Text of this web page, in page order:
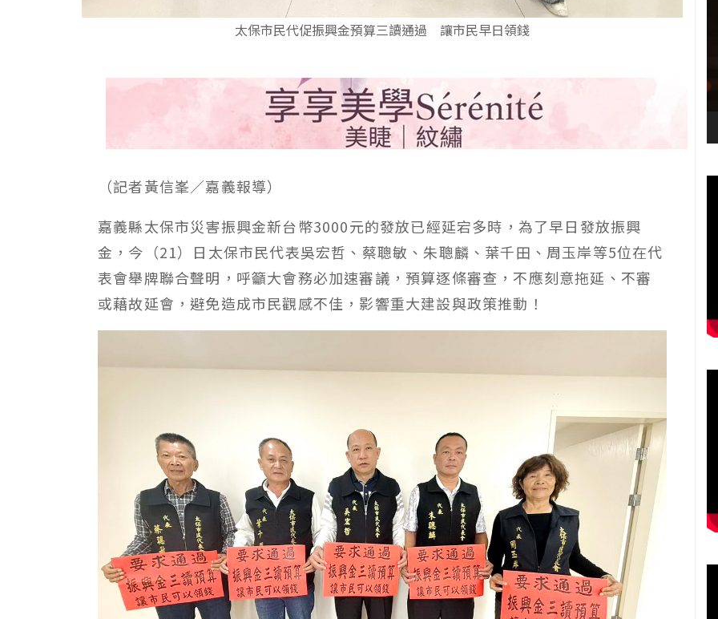
太保市民代促振興金預算三讀通過 讓市民早日領錢
（記者黃信峯／嘉義報導）
嘉義縣太保市災害振興金新台幣3000元的發放已經延宕多時，為了早日發放振興
金，今（21）日太保市民代表吳宏哲、蔡聰敏、朱聰麟、葉千田、周玉岸等5位在代
表會舉牌聯合聲明，呼籲大會務必加速審議，預算逐條審查，不應刻意拖延、不審
或藉故延會，避免造成市民觀感不佳，影響重大建設與政策推動！